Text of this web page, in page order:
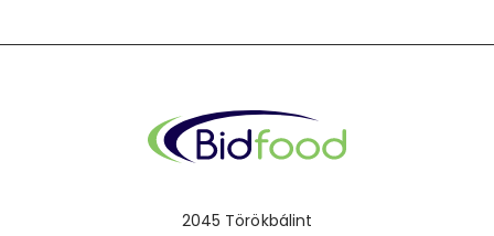
2045 Törökbálint